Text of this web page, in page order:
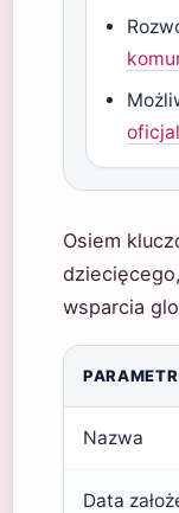
Osiem
wsparcia
Podstawowe
PARAMETR
Nazwa
Data